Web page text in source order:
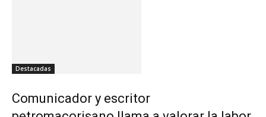
Destacadas
Comunicador y escritor